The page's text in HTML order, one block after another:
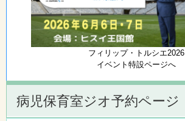
フィリップ・トルシエ2026
イベント特設ページへ
病児保育室ジオ予約ページ